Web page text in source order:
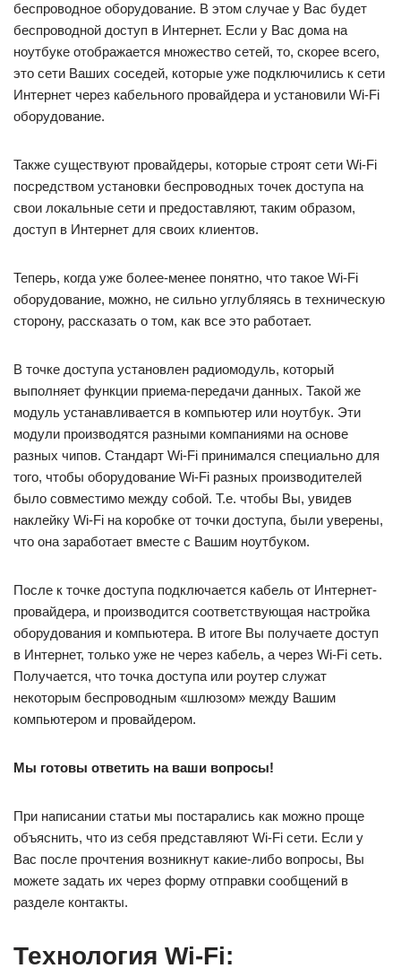
беспроводное оборудование. В этом случае у Вас будет
беспроводной доступ в Интернет. Если у Вас дома на
ноутбуке отображается множество сетей, то, скорее всего,
это сети Ваших соседей, которые уже подключились к сети
Интернет через кабельного провайдера и установили Wi-Fi
оборудование.
Также существуют провайдеры, которые строят сети Wi-Fi
посредством установки беспроводных точек доступа на
свои локальные сети и предоставляют, таким образом,
доступ в Интернет для своих клиентов.
Теперь, когда уже более-менее понятно, что такое Wi-Fi
оборудование, можно, не сильно углубляясь в техническую
сторону, рассказать о том, как все это работает.
В точке доступа установлен радиомодуль, который
выполняет функции приема-передачи данных. Такой же
модуль устанавливается в компьютер или ноутбук. Эти
модули производятся разными компаниями на основе
разных чипов. Стандарт Wi-Fi принимался специально для
того, чтобы оборудование Wi-Fi разных производителей
было совместимо между собой. Т.е. чтобы Вы, увидев
наклейку Wi-Fi на коробке от точки доступа, были уверены,
что она заработает вместе с Вашим ноутбуком.
После к точке доступа подключается кабель от Интернет-
провайдера, и производится соответствующая настройка
оборудования и компьютера. В итоге Вы получаете доступ
в Интернет, только уже не через кабель, а через Wi-Fi сеть.
Получается, что точка доступа или роутер служат
некоторым беспроводным «шлюзом» между Вашим
компьютером и провайдером.
Мы готовы ответить на ваши вопросы!
При написании статьи мы постарались как можно проще
объяснить, что из себя представляют Wi-Fi сети. Если у
Вас после прочтения возникнут какие-либо вопросы, Вы
можете задать их через форму отправки сообщений в
разделе контакты.
Технология Wi-Fi: